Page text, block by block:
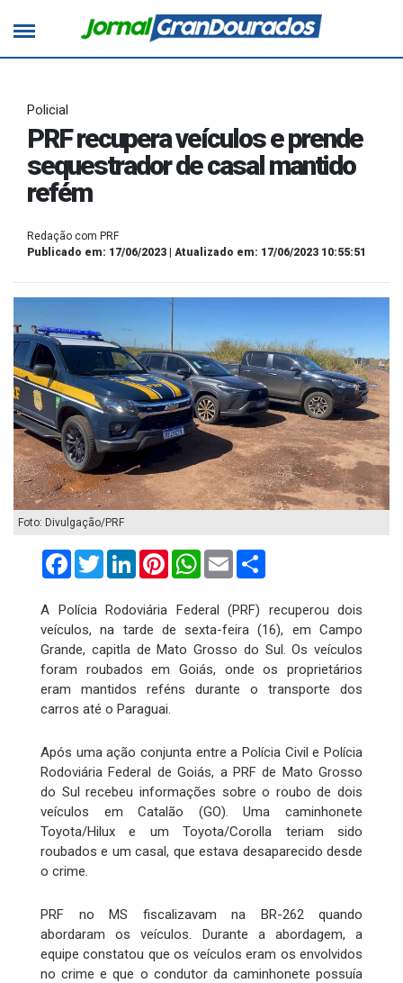
Policial
PRF recupera veículos e prende
sequestrador de casal mantido
refém
Redação com PRF
Publicado em: 17/06/2023 | Atualizado em: 17/06/2023 10:55:51
Foto: Divulgação/PRF
FacebookTwitterLinkedInPinterestWhatsApp
Email
A Polícia Rodoviária Federal (PRF) recuperou dois
veículos, na tarde de sexta-feira (16), em Campo
Grande, capitla de Mato Grosso do Sul. Os veículos
foram roubados em Goiás, onde os proprietários
eram mantidos reféns durante o transporte dos
carros até o Paraguai.
Após uma ação conjunta entre a Polícia Civil e Polícia
Rodoviária Federal de Goiás, a PRF de Mato Grosso
do Sul recebeu informações sobre o roubo de dois
veículos em Catalão (GO). Uma caminhonete
Toyota/Hilux e um Toyota/Corolla teriam sido
roubados e um casal, que estava desaparecido desde
o crime.
PRF no MS fiscalizavam na BR-262 quando
abordaram os veículos. Durante a abordagem, a
equipe constatou que os veículos eram os envolvidos
no crime e que o condutor da caminhonete possuía